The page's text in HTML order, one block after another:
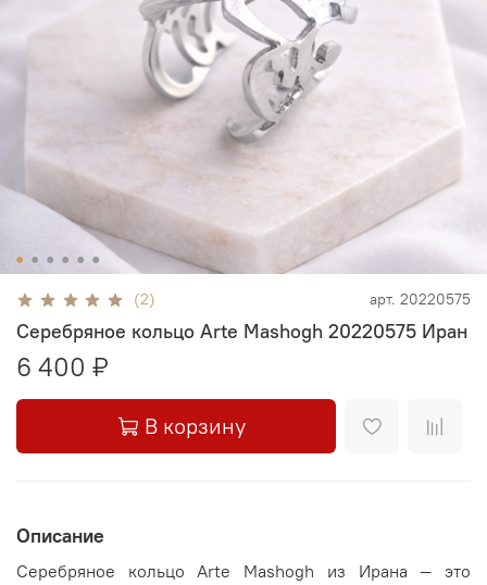
(2) арт. 20220575
Серебряное кольцо Arte Mashogh 20220575 Иран
6 400 ₽
В корзину
Описание
Серебряное кольцо Arte Mashogh из Ирана — это